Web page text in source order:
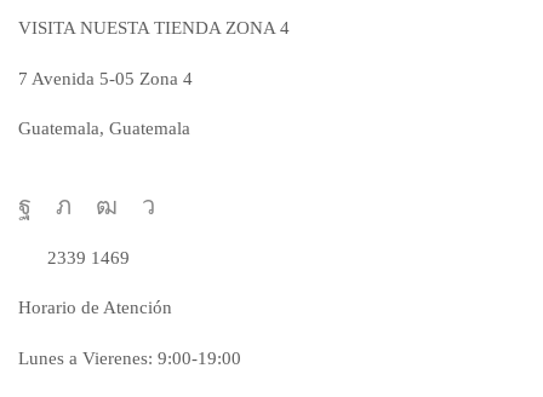
VISITA NUESTA TIENDA ZONA 4
7 Avenida 5-05 Zona 4
Guatemala, Guatemala
Facebook
TwitterYoutubeTelegram
Realiza tus pedidos al número
2339 1469
Horario de Atención
Lunes a Vierenes: 9:00-19:00